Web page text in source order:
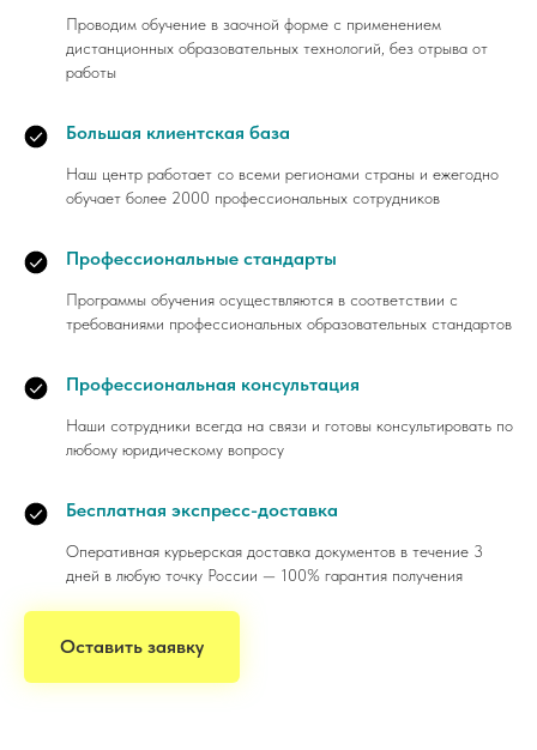
Проводим обучение в заочной форме с применением
дистанционных образовательных технологий, без отрыва от
работы
Большая клиентская база
Наш центр работает со всеми регионами страны и ежегодно
обучает более 2000 профессиональных сотрудников
Профессиональные стандарты
Программы обучения осуществляются в соответствии с
требованиями профессиональных образовательных стандартов
Профессиональная консультация
Наши сотрудники всегда на связи и готовы консультировать по
любому юридическому вопросу
Бесплатная экспресс-доставка
Оперативная курьерская доставка документов в течение 3
дней в любую точку России — 100% гарантия получения
Оставить заявку